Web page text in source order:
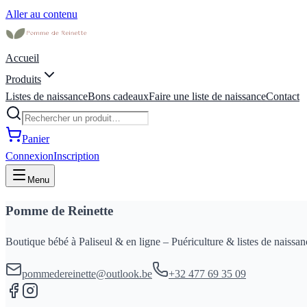
Aller au contenu
Accueil
Produits
Listes de naissanceBons cadeauxFaire une liste de naissanceContact
Panier
ConnexionInscription
Menu
Pomme de Reinette
Boutique bébé à Paliseul & en ligne – Puériculture & listes de
pommedereinette@outlook.be +32 477 69 35 09